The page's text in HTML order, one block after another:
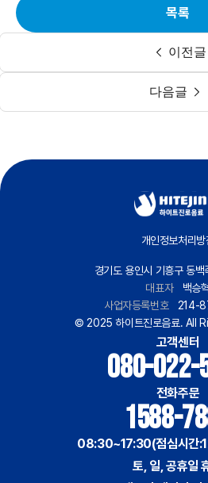
이전글
목록
다음글
개인정보처리방
경기도 용인시 기흥구 동백
대표자
백승혁
사업자등록번호
214-
© 2025 하이트진로음료. All
고객센터
080-022-
전화주문
1588-
08:30~17:30(점심시간
토, 일, 공휴일